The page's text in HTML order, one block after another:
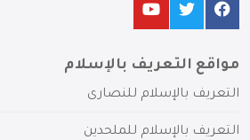
مواقع التعريف بالإسلام
التعريف بالإسلام للنصارى
التعريف بالإسلام للملحدين